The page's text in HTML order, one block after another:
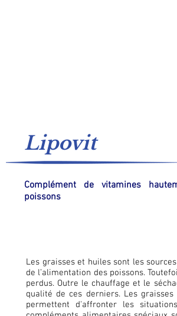
Lipovit
Complément de vitamines
poissons
Les graisses et huiles sont les
de l’alimentation des poissons.
perdus. Outre le chauffage et le
qualité de ces derniers. Les
permettent d'affronter les